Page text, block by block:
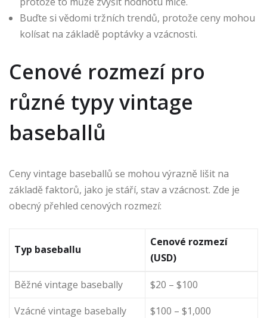
Buďte si vědomi tržních trendů, protože ceny mohou
kolísat na základě poptávky a vzácnosti.
Cenové rozmezí pro
různé typy vintage
baseballů
Ceny vintage baseballů se mohou výrazně lišit na
základě faktorů, jako je stáří, stav a vzácnost. Zde je
obecný přehled cenových rozmezí:
Typ baseballu
Cenové rozmezí
(USD)
Běžné vintage basebally
$20 – $100
Vzácné vintage basebally
$100 – $1,000